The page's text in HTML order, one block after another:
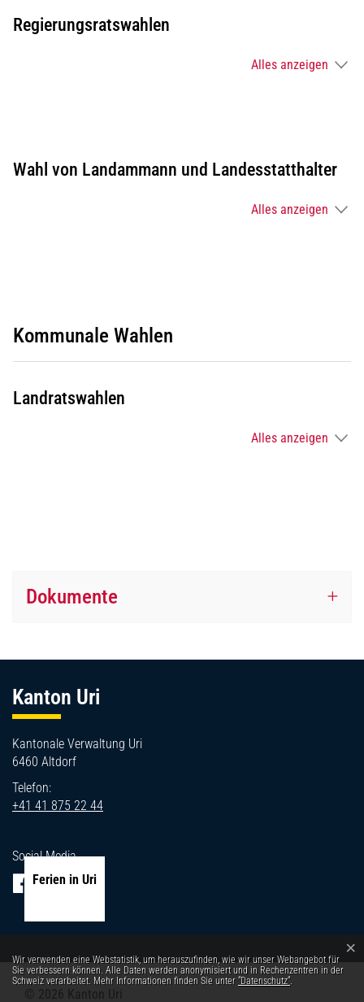
Regierungsratswahlen
Alles anzeigen
Wahl von Landammann und Landesstatthalter
Alles anzeigen
Kommunale Wahlen
Landratswahlen
Alles anzeigen
Dokumente
Kanton Uri
Kantonale Verwaltung Uri
6460 Altdorf
Telefon:
+41 41 875 22 44
Social Media
Ferien in Uri
© 2026 Kanton Uri
Toolbar
Webstatistik
Wir verwenden eine Webstatistik, um herauszufinden, wie wir unser Webangebot für
Sie verbessern können. Alle Daten werden anonymisiert und in Rechenzentren in der
Schweiz verarbeitet. Mehr Informationen finden Sie unter “Datenschutz“.
×